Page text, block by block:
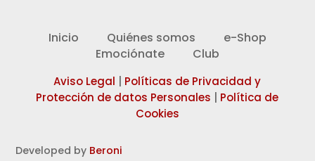
Inicio Quiénes somos
e-Shop
Emociónate
Club
Aviso Legal
Políticas de Privacidad y
Protección de datos Personales
Política de
Cookies
Developed by Beroni